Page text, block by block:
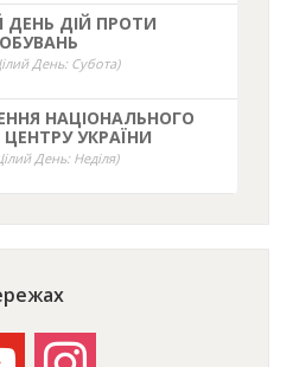
ДІЙ ПРОТИ
День: Субота)
НАЦІОНАЛЬНОГО
УКРАЇНИ
День: Неділя)
instagram